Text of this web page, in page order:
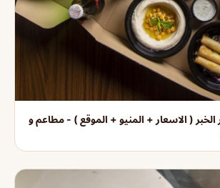
( الاسعار + المنيو + الموقع ) - مطاعم و